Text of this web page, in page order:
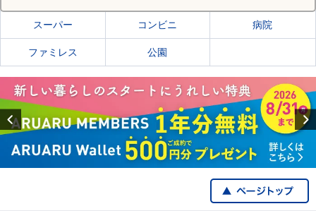
スーパー コンビニ 病院
ファミレス 公園
Previous